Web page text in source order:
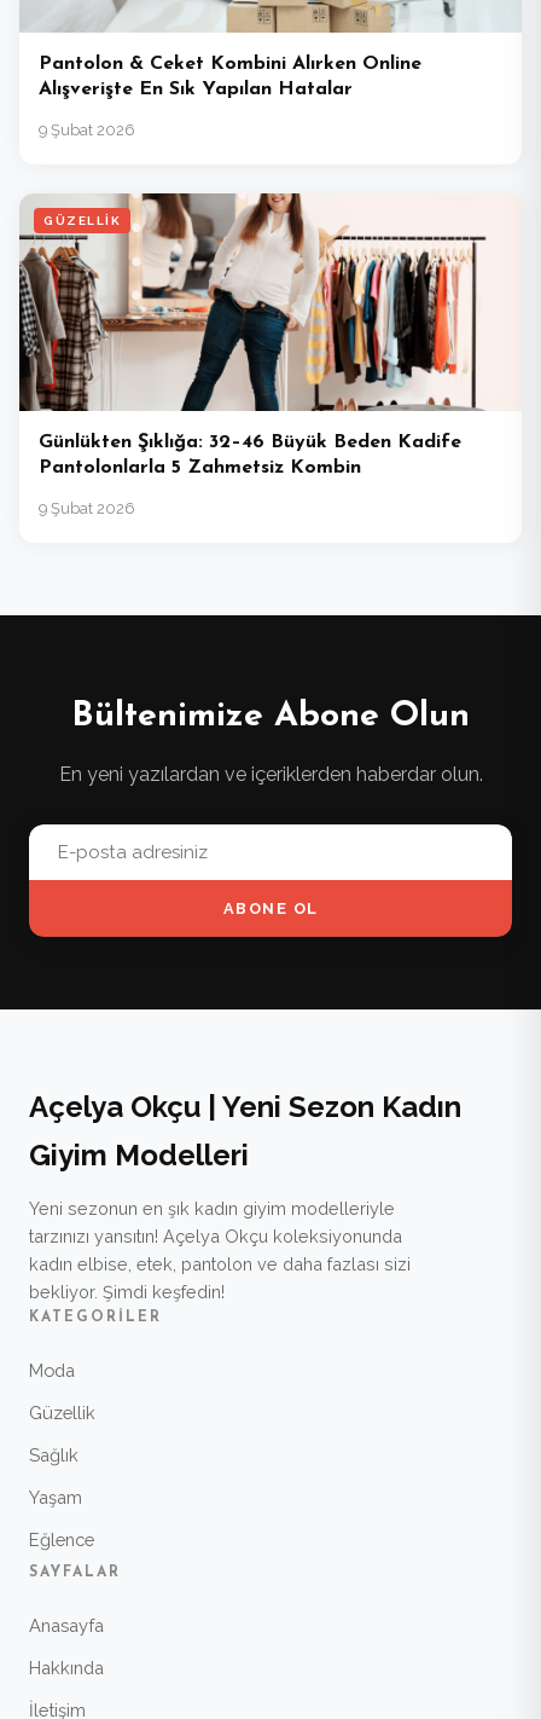
Pantolon & Ceket Kombini Alırken Online
Alışverişte En Sık Yapılan Hatalar
9 Şubat 2026
GÜZELLIK
Günlükten Şıklığa: 32–46 Büyük Beden Kadife
Pantolonlarla 5 Zahmetsiz Kombin
9 Şubat 2026
Bültenimize Abone Olun
En yeni yazılardan ve içeriklerden haberdar olun.
ABONE OL
Açelya Okçu | Yeni Sezon Kadın
Giyim Modelleri
Yeni sezonun en şık kadın giyim modelleriyle
tarzınızı yansıtın! Açelya Okçu koleksiyonunda
kadın elbise, etek, pantolon ve daha fazlası sizi
bekliyor. Şimdi keşfedin!
KATEGORILER
Moda
Güzellik
Sağlık
Yaşam
Eğlence
SAYFALAR
Anasayfa
Hakkında
İletişim